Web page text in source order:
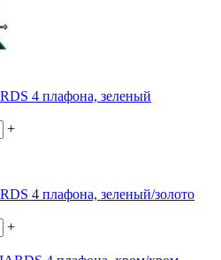
4 плафона, зеленый
+
4 плафона, зеленый/золото
+